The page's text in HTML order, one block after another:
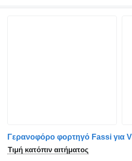
Τιμή κατόπιν αιτήματος